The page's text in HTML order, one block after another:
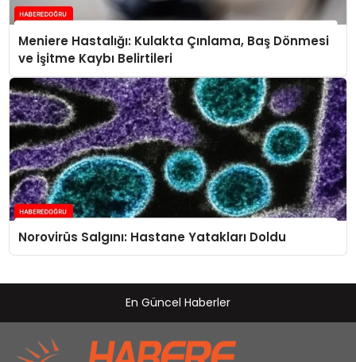
Meniere Hastalığı: Kulakta Çınlama, Baş Dönmesi
ve İşitme Kaybı Belirtileri
Norovirüs Salgını: Hastane Yatakları Doldu
En Güncel Haberler